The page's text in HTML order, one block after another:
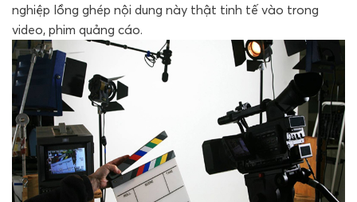
nghiệp lồng ghép nội dung này thật tinh tế vào trong
video, phim quảng cáo.